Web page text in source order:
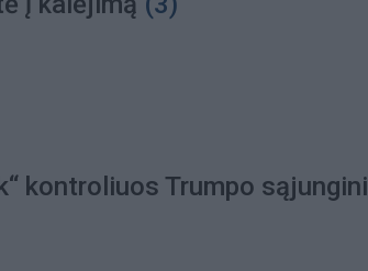
kontroliuos Trumpo